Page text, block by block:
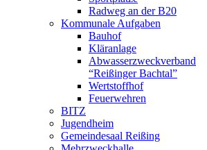
Radweg an der B20
Kommunale Aufgaben
Bauhof
Kläranlage
Abwasserzweckverband
“Reißinger Bachtal”
Wertstoffhof
Feuerwehren
BITZ
Jugendheim
Gemeindesaal Reißing